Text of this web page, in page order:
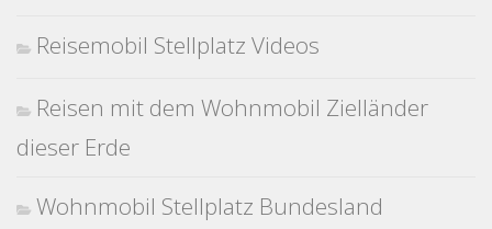
Reisemobil Stellplatz Videos
Reisen mit dem Wohnmobil Zielländer
dieser Erde
Wohnmobil Stellplatz Bundesland